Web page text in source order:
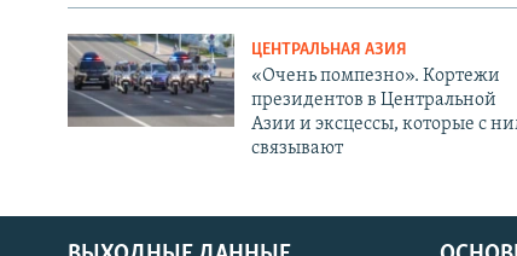
ЦЕНТРАЛЬНАЯ АЗИЯ
«Очень помпезно». Кортежи
президентов в Центральной
Азии и эксцессы, которые с
связывают